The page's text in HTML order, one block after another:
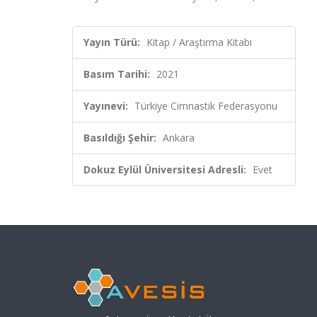
Yayın Türü: Kitap / Araştırma Kitabı
Basım Tarihi: 2021
Yayınevi: Türkiye Cimnastik Federasyonu
Basıldığı Şehir: Ankara
Dokuz Eylül Üniversitesi Adresli: Evet